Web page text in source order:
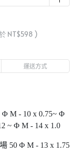
NT$598 )
運送方式
Φ M - 10 x 0.75~ Φ
~ Φ M - 14 x 1.0
50 Φ M - 13 x 1.75